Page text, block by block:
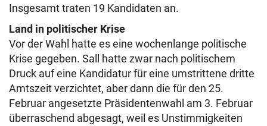
Insgesamt traten 19 Kandidaten an.
Land in politischer Krise
Vor der Wahl hatte es eine wochenlange politische
Krise gegeben. Sall hatte zwar nach politischem
Druck auf eine Kandidatur für eine umstrittene dritte
Amtszeit verzichtet, aber dann die für den 25.
Februar angesetzte Präsidentenwahl am 3. Februar
überraschend abgesagt, weil es Unstimmigkeiten